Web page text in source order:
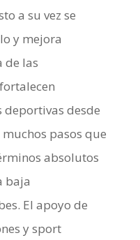
a su vez se
y mejora
de las
desde
pasos que
absolutos
baja
El apoyo de
y sport